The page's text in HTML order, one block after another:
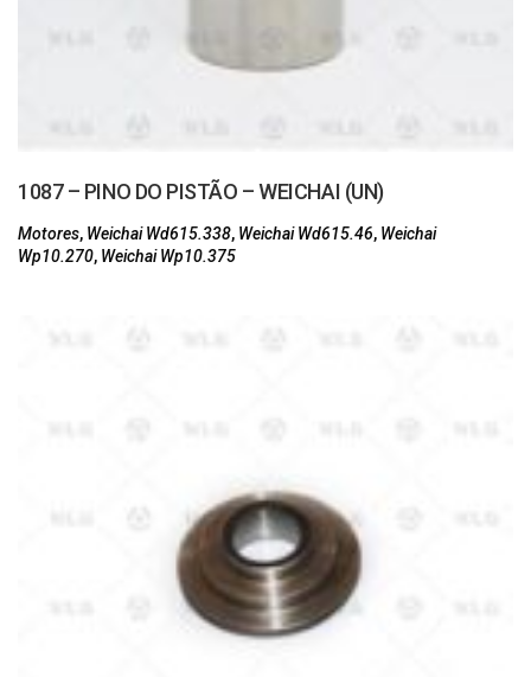
1087 – PINO DO PISTÃO – WEICHAI (UN)
Motores, Weichai Wd615.338, Weichai Wd615.46, Weichai
Wp10.270, Weichai Wp10.375